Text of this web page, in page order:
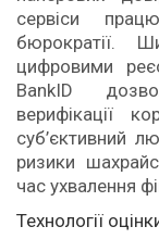
сервіси
бюрократії.
цифровими
BankID
верифікації
суб’єктивний
ризики
час ухвалення
Технології